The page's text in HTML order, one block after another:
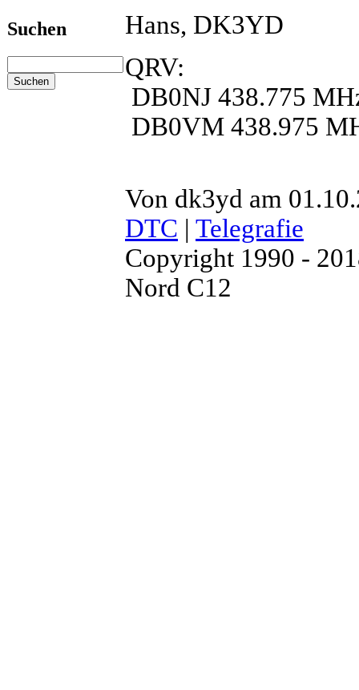
Suchen
Hans, DK3YD
QRV:
DB0NJ 438.775
DB0VM 438.975
Von dk3yd am
DTC | Telegrafie
Copyright 1990 -
Nord C12